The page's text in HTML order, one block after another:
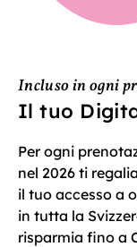
Incluso in ogni
Il tuo
Per ogni
nel 2026 ti
il tuo accesso a
in tutta la
risparmia fino a